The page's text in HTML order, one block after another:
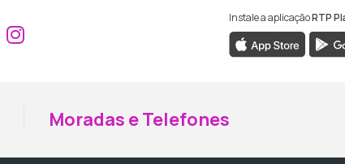
Aceder ao Facebook da RTP Madeira
Aceder ao Instagram da RTP
Instale a aplicaçãoRTP
Moradas e Telefones